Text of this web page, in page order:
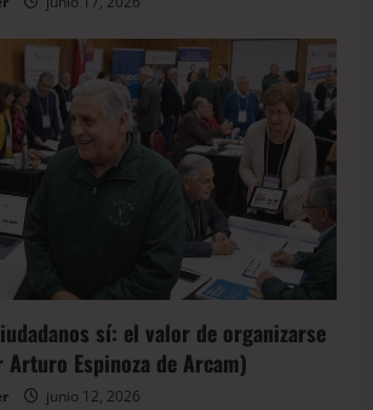
sí: el valor de organizarse
Arturo Espinoza de Arcam)
junio 12, 2026